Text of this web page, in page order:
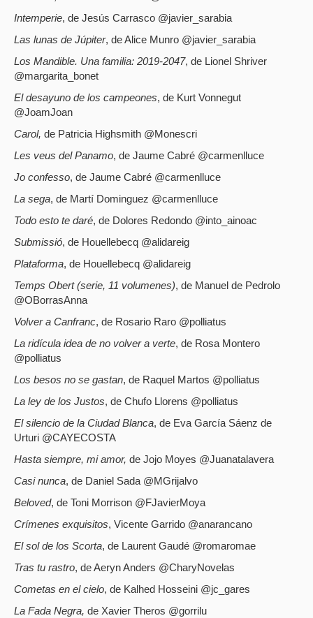
Intemperie, de Jesús Carrasco @javier_sarabia
Las lunas de Júpiter, de Alice Munro @javier_sarabia
Los Mandible. Una familia: 2019-2047, de Lionel Shriver
@margarita_bonet
El desayuno de los campeones, de Kurt Vonnegut
@JoamJoan
Carol, de Patricia Highsmith @Monescri
Les veus del Panamo, de Jaume Cabré @carmenlluce
Jo confesso, de Jaume Cabré @carmenlluce
La sega, de Martí Dominguez @carmenlluce
Todo esto te daré, de Dolores Redondo @into_ainoac
Submissió, de Houellebecq @alidareig
Plataforma, de Houellebecq @alidareig
Temps Obert (serie, 11 volumenes), de Manuel de Pedrolo
@OBorrasAnna
Volver a Canfranc, de Rosario Raro @polliatus
La ridícula idea de no volver a verte, de Rosa Montero
@polliatus
Los besos no se gastan, de Raquel Martos @polliatus
La ley de los Justos, de Chufo Llorens @polliatus
El silencio de la Ciudad Blanca, de Eva García Sáenz de
Urturi @CAYECOSTA
Hasta siempre, mi amor, de Jojo Moyes @Juanatalavera
Casi nunca, de Daniel Sada @MGrijalvo
Beloved, de Toni Morrison @FJavierMoya
Crímenes exquisitos, Vicente Garrido @anarancano
El sol de los Scorta, de Laurent Gaudé @romaromae
Tras tu rastro, de Aeryn Anders @CharyNovelas
Cometas en el cielo, de Kalhed Hosseini @jc_gares
La Fada Negra, de Xavier Theros @gorrilu